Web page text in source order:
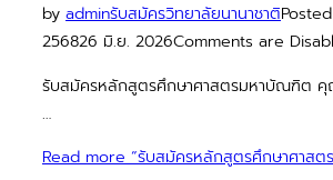
by adminรับสมัครวิทยาลัยนานาชาติ
256826 มิ.ย. 2026Comments are
รับสมัครหลักสูตรศึกษาศาสตรมหาบัณฑิต คุ
…
Read more “รับสมัครหลักสูตรศึกษาศาส